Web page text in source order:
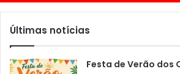
Últimas notícias
Festa de Verão dos